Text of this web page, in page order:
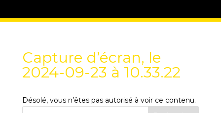
Capture d’écran, le
2024-09-23 à 10.33.22
Désolé, vous n’êtes pas autorisé à voir ce contenu.